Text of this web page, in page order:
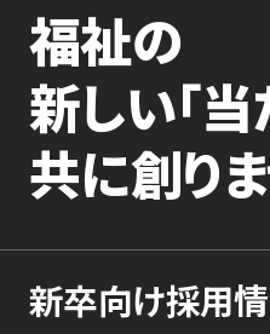
福祉の
新しい「当
共に創り
新卒向け採用